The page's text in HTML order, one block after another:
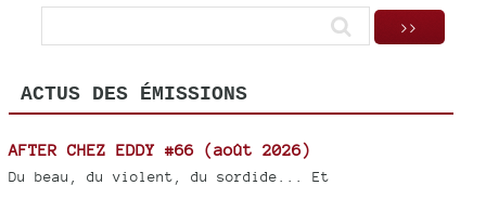
ACTUS DES ÉMISSIONS
AFTER CHEZ EDDY #66 (août 2026)
Du beau, du violent, du sordide... Et